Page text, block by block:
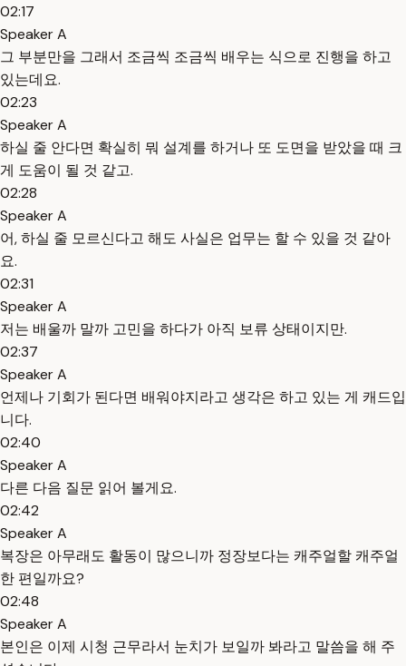
02:17
Speaker A
그 부분만을 그래서 조금씩 조금씩 배우는 식으로 진행을 하고
있는데요.
02:23
Speaker A
하실 줄 안다면 확실히 뭐 설계를 하거나 또 도면을 받았을 때 크
게 도움이 될 것 같고.
02:28
Speaker A
어, 하실 줄 모르신다고 해도 사실은 업무는 할 수 있을 것 같아
요.
02:31
Speaker A
저는 배울까 말까 고민을 하다가 아직 보류 상태이지만.
02:37
Speaker A
언제나 기회가 된다면 배워야지라고 생각은 하고 있는 게 캐드입
니다.
02:40
Speaker A
다른 다음 질문 읽어 볼게요.
02:42
Speaker A
복장은 아무래도 활동이 많으니까 정장보다는 캐주얼할 캐주얼
한 편일까요?
02:48
Speaker A
본인은 이제 시청 근무라서 눈치가 보일까 봐라고 말씀을 해 주